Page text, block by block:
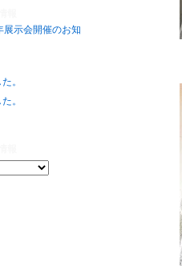
展示会開催のお知
。
。